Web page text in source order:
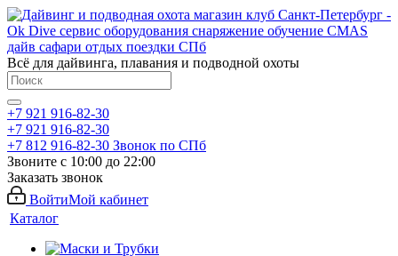
Всё для дайвинга, плавания и подводной охоты
+7 921 916-82-30
+7 921 916-82-30
+7 812 916-82-30 Звонок по СПб
Звоните с 10:00 до 22:00
Заказать звонок
ВойтиМой кабинет
Каталог